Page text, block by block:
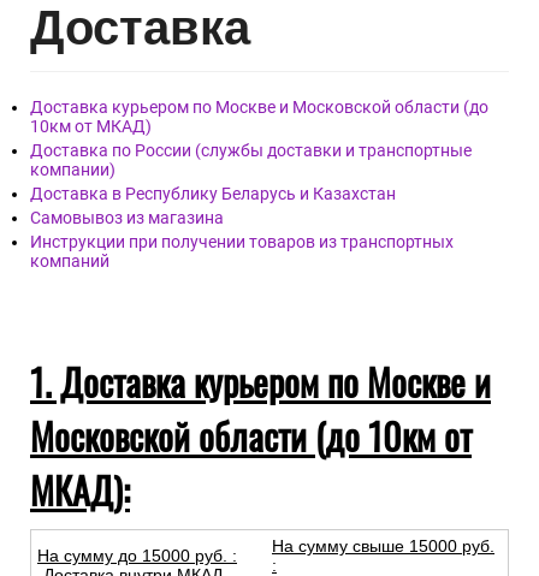
Доставка
Доставка курьером по Москве и Московской области (до
10км от МКАД)
Доставка по России (службы доставки и транспортные
компании)
Доставка в Республику Беларусь и Казахстан
Самовывоз из магазина
Инструкции при получении товаров из транспортных
компаний
1. Доставка курьером по Москве и
Московской области (до 10км от
МКАД):
На сумму до 15000 руб. :
На сумму свыше 15000 руб.
: